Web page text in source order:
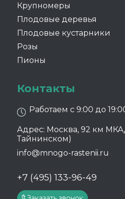
Крупномеры
Плодовые деревья
Плодовые кустарники
Розы
Пионы
Контакты
Работаем с 9:00 до
Адрес: Москва, 92 км
Тайнинском)
info@mnogo-rastenii.ru
+7 (495) 133-96-49